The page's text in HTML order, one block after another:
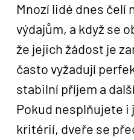
Mnozí lidé dnes čelí
výdajům, a když se
že jejich žádost je
často vyžadují
stabilní příjem a
Pokud nesplňujete i
kritérií, dveře se